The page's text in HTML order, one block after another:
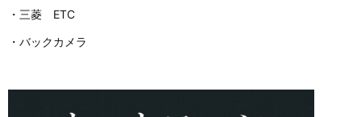
・三菱 ETC
・バックカメラ